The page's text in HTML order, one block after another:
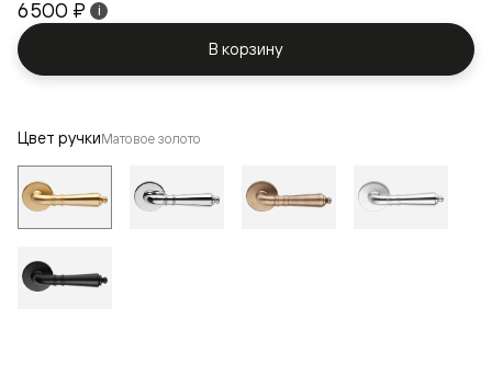
6 500 ₽ i
В корзину
Цвет ручкиМатовое золото